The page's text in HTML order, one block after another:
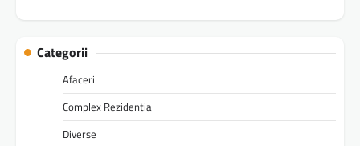
Categorii
Afaceri
Complex Rezidential
Diverse